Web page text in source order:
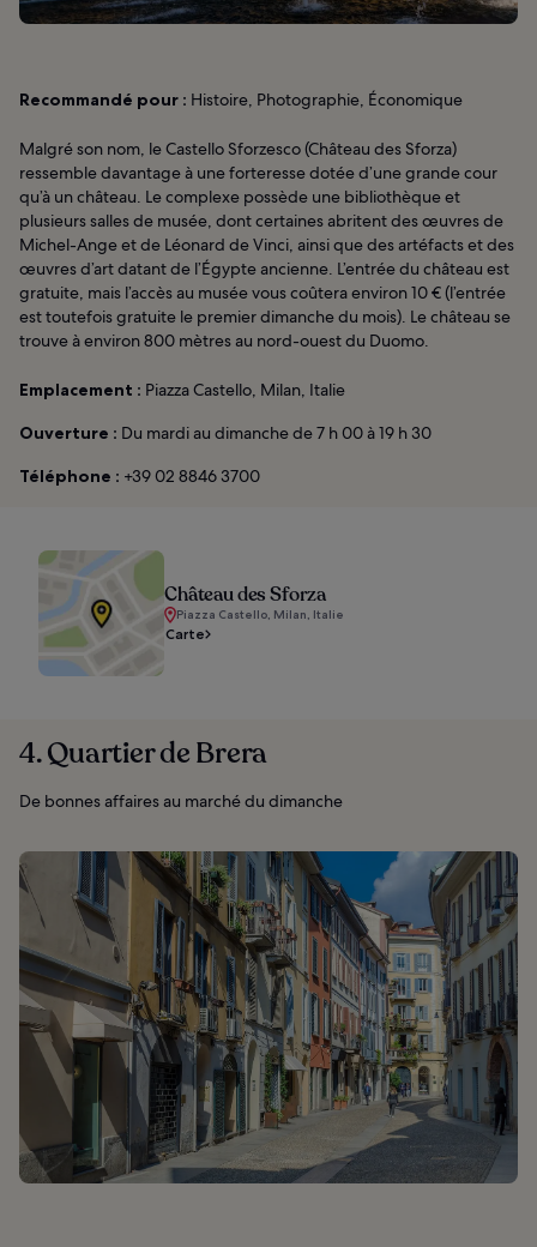
Recommandé pour : Histoire, Photographie, Économique
Malgré son nom, le Castello Sforzesco (Château des Sforza)
ressemble davantage à une forteresse dotée d’une grande cour
qu’à un château. Le complexe possède une bibliothèque et
plusieurs salles de musée, dont certaines abritent des œuvres de
Michel-Ange et de Léonard de Vinci, ainsi que des artéfacts et des
œuvres d’art datant de l’Égypte ancienne. L’entrée du château est
gratuite, mais l’accès au musée vous coûtera environ 10 € (l’entrée
est toutefois gratuite le premier dimanche du mois). Le château se
trouve à environ 800 mètres au nord-ouest du Duomo.
Emplacement : Piazza Castello, Milan, Italie
Ouverture : Du mardi au dimanche de 7 h 00 à 19 h 30
Téléphone : +39 02 8846 3700
Château des Sforza
Piazza Castello, Milan, Italie
Carte
4. Quartier de Brera
De bonnes affaires au marché du dimanche